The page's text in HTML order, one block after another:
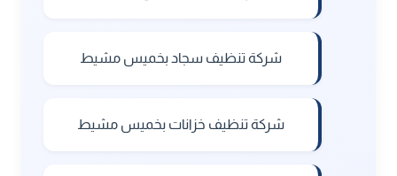
شركة تنظيف سجاد بخميس مشيط
شركة تنظيف خزانات بخميس مشيط